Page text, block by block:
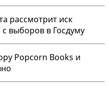
рассмотрит иск
выборов в Госдуму
Popcorn Books и